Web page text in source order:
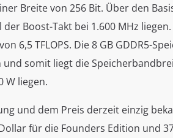
Breite von 256 Bit. Über den
Boost-Takt bei 1.600 MHz
6,5 TFLOPS. Die 8 GB GDDR5-
somit liegt die
W liegen.
und dem Preis derzeit einzig
für die Founders Edition und